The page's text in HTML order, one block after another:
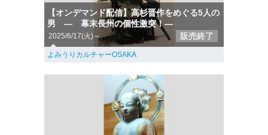
【オンデマンド配信】高杉晋作をめぐる5人の
男 ― 幕末長州の個性激突！―
2025/6/17(火)～ 販売終了
よみうりカルチャーOSAKA